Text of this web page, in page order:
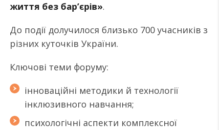
життя без бар’єрів».
До події долучилося близько 700 учасників з
різних куточків України.
Ключові теми форуму:
інноваційні методики й технології
інклюзивного навчання;
психологічні аспекти комплексної